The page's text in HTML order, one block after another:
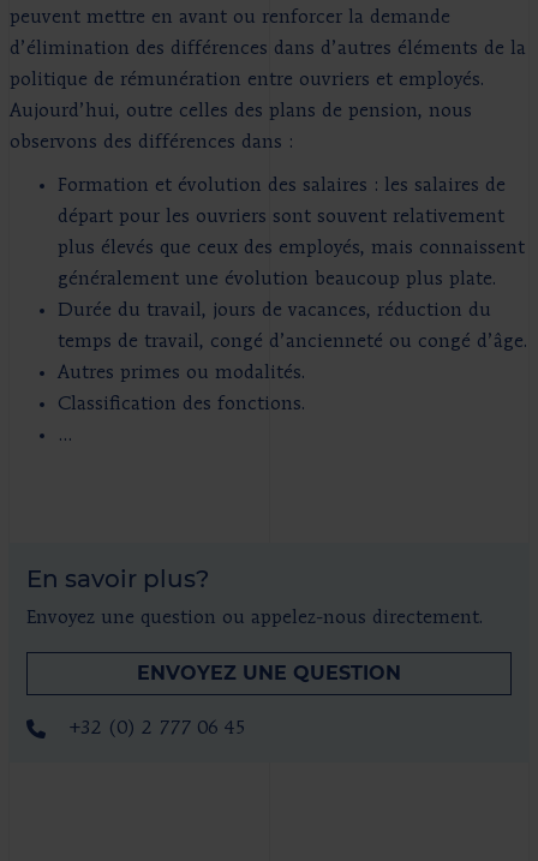
peuvent mettre en avant ou renforcer la demande
d’élimination des différences dans d’autres éléments de la
politique de rémunération entre ouvriers et employés.
Aujourd’hui, outre celles des plans de pension, nous
observons des différences dans :
Formation et évolution des salaires : les salaires de
départ pour les ouvriers sont souvent relativement
plus élevés que ceux des employés, mais connaissent
généralement une évolution beaucoup plus plate.
Durée du travail, jours de vacances, réduction du
temps de travail, congé d’ancienneté ou congé d’âge.
Autres primes ou modalités.
Classification des fonctions.
...
En savoir plus?
Envoyez une question ou appelez-nous directement.
ENVOYEZ UNE QUESTION
+32 (0) 2 777 06 45